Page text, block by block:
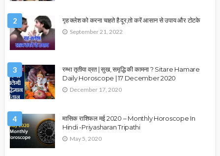
2 गृह क्लेश को करना चाहते है दूर,तो करें आसान से उपाय और टोटके
September 21, 2022
3
रम्भा तृतीया व्रत | सुख, समृद्धि की कामना ? Sitare Hamare
Daily Horoscope | 17 December 2020
December 17, 2020
4
मासिक राशिफल मई 2020 – Monthly Horoscope In
Hindi -Priyasharan Tripathi
May 5, 2020